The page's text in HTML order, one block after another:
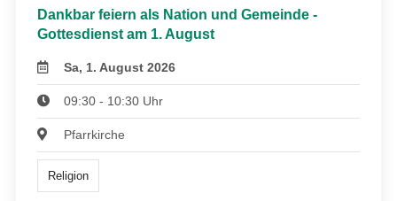
Dankbar feiern als Nation und Gemeinde -
Gottesdienst am 1. August
Sa, 1. August 2026
09:30 - 10:30 Uhr
Pfarrkirche
Religion